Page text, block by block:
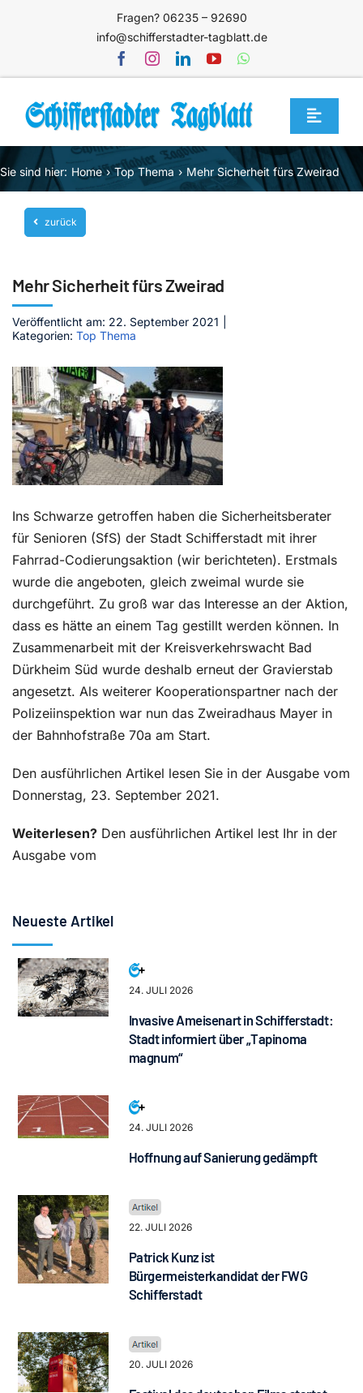
Fragen? 06235 – 92690
info@schifferstadter-tagblatt.de
Toggle
Home
Themen
Blog
Service
Mediathek
Kontakt
Sie sind hier: Home Top Thema Mehr Sicherheit fürs Zweirad
zurück
Mehr Sicherheit fürs Zweirad
Veröffentlicht am: 22. September 2021
Kategorien: Top Thema
Ins Schwarze getroffen haben die Sicherheitsberater
für Senioren (SfS) der Stadt Schifferstadt mit ihrer
Fahrrad-Codierungsaktion (wir berichteten). Erstmals
wurde die angeboten, gleich zweimal wurde sie
durchgeführt. Zu groß war das Interesse an der Aktion,
dass es hätte an einem Tag gestillt werden können. In
Zusammenarbeit mit der Kreisverkehrswacht Bad
Dürkheim Süd wurde deshalb erneut der Gravierstab
angesetzt. Als weiterer Kooperationspartner nach der
Polizeiinspektion war nun das Zweiradhaus Mayer in
der Bahnhofstraße 70a am Start.
Den ausführlichen Artikel lesen Sie in der Ausgabe vom
Donnerstag, 23. September 2021.
Weiterlesen? Den ausführlichen Artikel lest Ihr in der
Ausgabe vom
Neueste Artikel
24. JULI 2026
Invasive Ameisenart in Schifferstadt:
Stadt informiert über „Tapinoma
magnum“
24. JULI 2026
Hoffnung auf Sanierung gedämpft
22. JULI 2026
Patrick Kunz ist
Bürgermeisterkandidat der FWG
Schifferstadt
20. JULI 2026